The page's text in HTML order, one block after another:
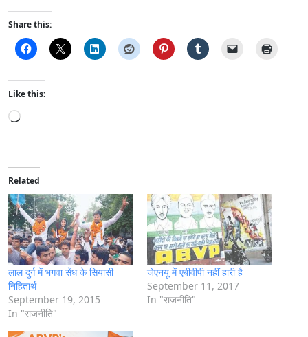
Share this:
Like this:
L
d
i
n
g
…
Related
लाल दुर्ग में भगवा सेंध के सियासी
निहितार्थ
September 19, 2015
In "राजनीति"
जेएनयू में एबीवीपी नहीं हारी है
September 11, 2017
In "राजनीति"